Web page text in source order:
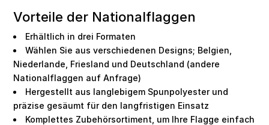
Vorteile der Nationalflaggen
Erhältlich in drei Formaten
Wählen Sie aus verschiedenen Designs; Belgien,
Niederlande, Friesland und Deutschland (andere
Nationalflaggen auf Anfrage)
Hergestellt aus langlebigem Spunpolyester und
präzise gesäumt für den langfristigen Einsatz
Komplettes Zubehörsortiment, um Ihre Flagge einfach